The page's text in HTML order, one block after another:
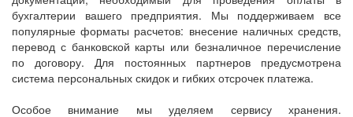
бухгалтерии вашего предприятия. Мы поддерживаем все
популярные форматы расчетов: внесение наличных средств,
перевод с банковской карты или безналичное перечисление
по договору. Для постоянных партнеров предусмотрена
система персональных скидок и гибких отсрочек платежа.
Особое внимание мы уделяем сервису хранения.